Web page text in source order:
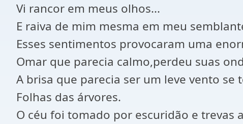
Vi rancor em meus olhos...
E raiva de mim mesma em meu
Esses sentimentos provocaram uma
Omar que parecia calmo,perdeu suas
A brisa que parecia ser um leve vento
Folhas das árvores.
O céu foi tomado por escuridão e trevas